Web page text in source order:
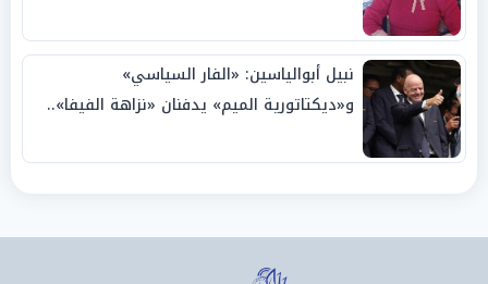
نبيل أبوالياسين: «الفار السياسي»
و«ديكتاتورية الميم» يدفنان «نزاهة الفيفا»..